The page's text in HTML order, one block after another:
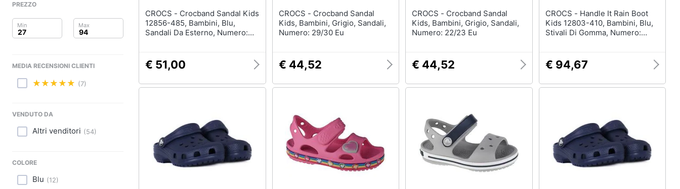
PREZZO
MEDIA RECENSIONI CLIENTI
(7)
VENDUTO DA
Altri venditori (54)
COLORE
Blu (12)
CROCS - Crocband Sandal Kids
12856-485, Bambini, Blu,
Sandali Da Esterno, Numero:
€ 51,00
CROCS - Crocband Sandal
Kids, Bambini, Grigio, Sandali,
Numero: 29/30 Eu
€ 44,52
CROCS - Crocband Sandal
Kids, Bambini, Grigio, Sandali,
Numero: 22/23 Eu
€ 44,52
CROCS - Handle It Rain Boot
Kids 12803-410, Bambini, Blu,
Stivali Di Gomma, Numero:
€ 94,67